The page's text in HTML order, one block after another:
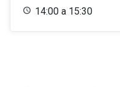
14:00 a 15:30